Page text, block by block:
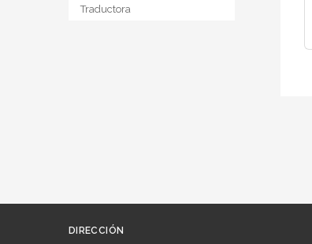
Traductora
DIRECCIÓN